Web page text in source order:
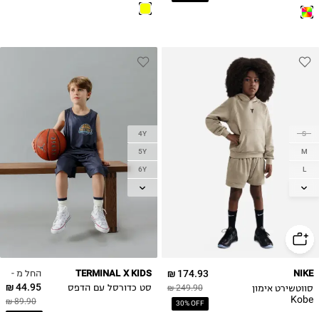
S
M
L
XL
174.93 ₪
249.90 ₪
30% OFF
NIKE
סווטשירט אימון
Kobe
4Y
5Y
6Y
7Y
החל מ -
44.95 ₪
89.90 ₪
TERMINAL X KIDS
סט כדורסל עם הדפס